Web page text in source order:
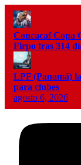
Concacaf Copa
Firpo tras 314
LPF (Panamá)
para clubes
agosto 6, 2026